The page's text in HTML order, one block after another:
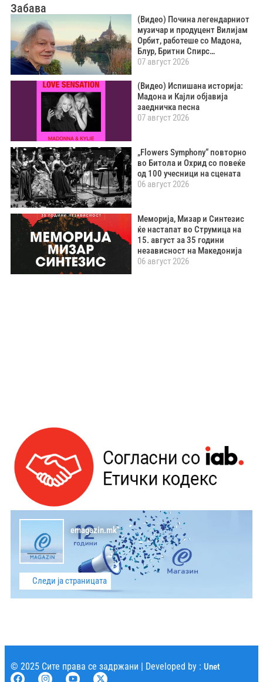
Забава
(Видео) Почина легендарниот
музичар и продуцент Вилијам
Орбит, работеше со Мадона,
Блур, Бритни Спирс…
07 август 2026
(Видео) Испишана историја:
Мадона и Кајли објавија
заедничка песна
07 август 2026
„Flowers Symphony“ повторно
во Битола и Охрид со повеќе
од 100 учесници на сцената
06 август 2026
Меморија, Мизар и Синтезис
ќе настапат во Струмица на
15. август за 35 години
независност на Македонија
06 август 2026
emagazin.mk
Следи ја страницата
© 2025 Сите права се задржани | Developed by : Unet